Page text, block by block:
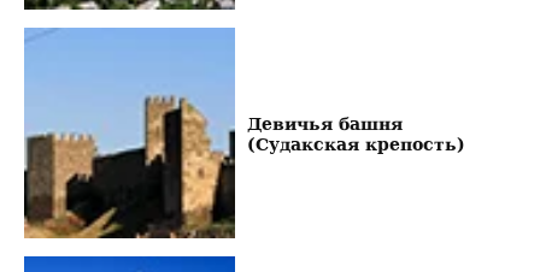
Девичья башня
(Судакская крепость)